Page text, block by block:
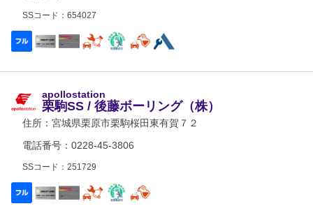
SSコード：654027
apollostation
栗駒SS / 後藤ボーリング（株）
住所： 宮城県栗原市栗駒桜田東有賀７２
電話番号：0228-45-3806
SSコード：251729